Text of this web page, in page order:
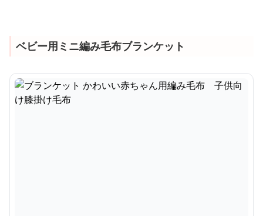
ベビー用ミニ編み毛布ブランケット